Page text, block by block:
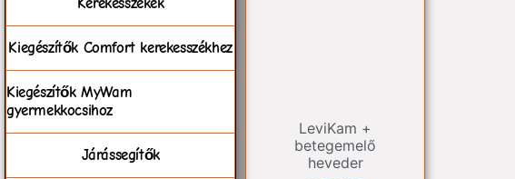
Kiegészítők Comfort kerekesszékhez
Kiegészítők MyWam
gyermekkocsihoz
Járássegítők
LeviKam +
betegemelő
heveder